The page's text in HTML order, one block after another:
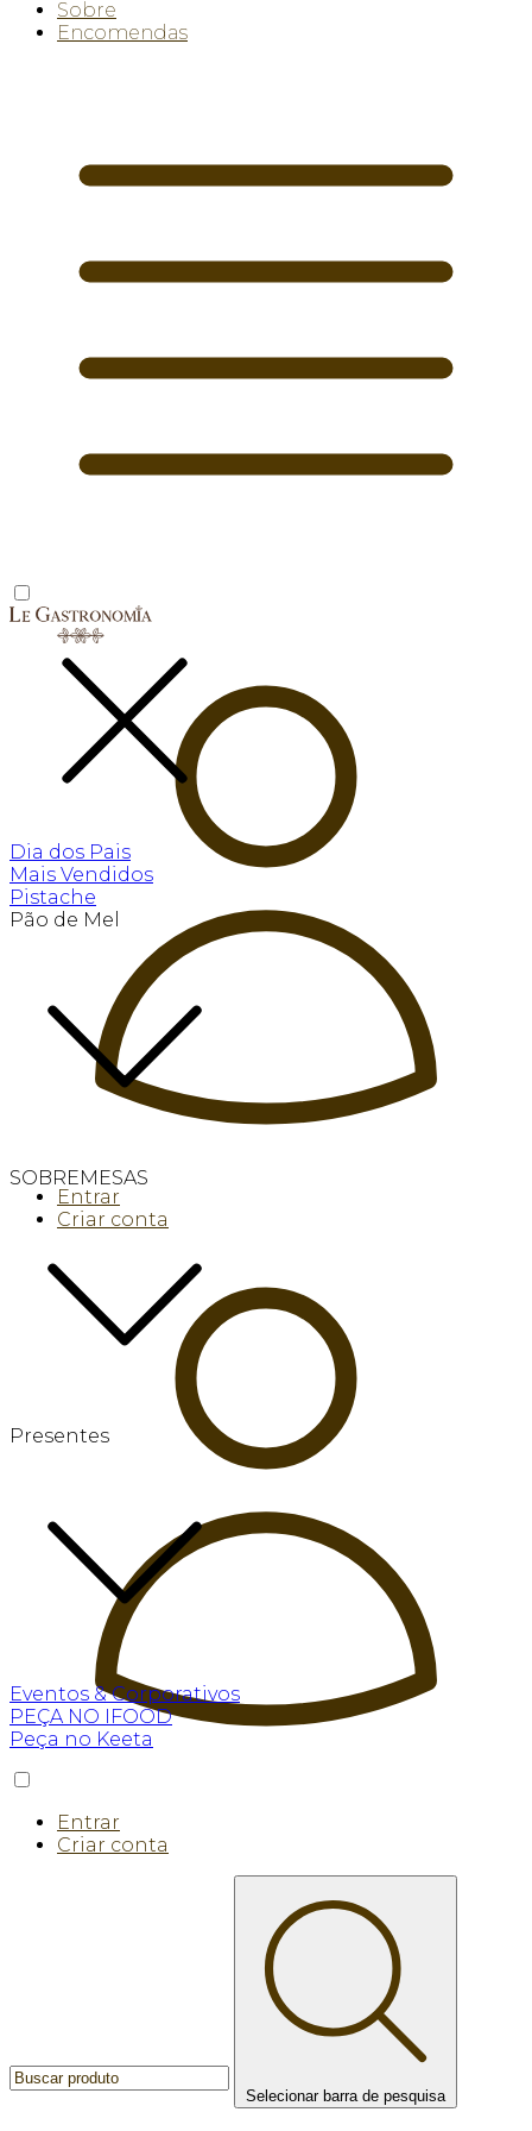
Sobre
Encomendas
Dia dos Pais
Mais Vendidos
Pistache
Pão de Mel
SOBREMESAS
Presentes
Eventos & Corporativos
PEÇA NO IFOOD
Peça no Keeta
Entrar
Criar conta
Entrar
Criar conta
Selecionar barra de pesquisa